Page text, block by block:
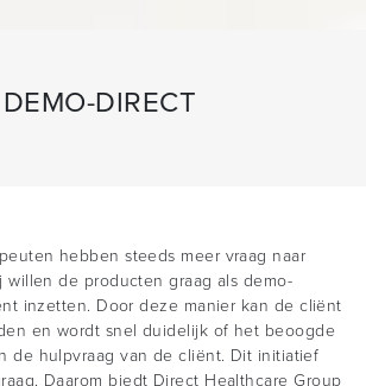
DEMO-DIRECT
hebben steeds meer vraag naar
willen de producten graag als demo-
inzetten. Door deze manier kan de cliënt
en wordt snel duidelijk of het beoogde
de hulpvraag van de cliënt. Dit initiatief
Daarom biedt Direct Healthcare Group